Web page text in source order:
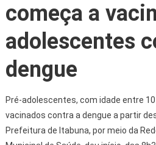
começa a
adolescentes
dengue
Pré-adolescentes, com idade entre
vacinados contra a dengue a partir
Prefeitura de Itabuna, por meio da